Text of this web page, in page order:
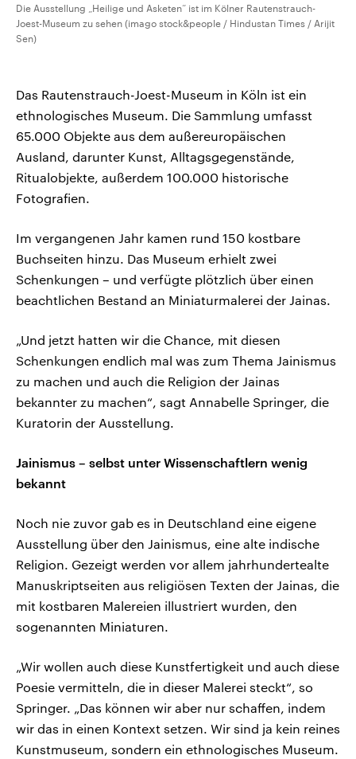
Die Ausstellung „Heilige und Asketen“ ist im Kölner Rautenstrauch-
Joest-Museum zu sehen (imago stock&people / Hindustan Times / Arijit
Sen)
Das Rautenstrauch-Joest-Museum in Köln ist ein
ethnologisches Museum. Die Sammlung umfasst
65.000 Objekte aus dem außereuropäischen
Ausland, darunter Kunst, Alltagsgegenstände,
Ritualobjekte, außerdem 100.000 historische
Fotografien.
Im vergangenen Jahr kamen rund 150 kostbare
Buchseiten hinzu. Das Museum erhielt zwei
Schenkungen – und verfügte plötzlich über einen
beachtlichen Bestand an Miniaturmalerei der Jainas.
„Und jetzt hatten wir die Chance, mit diesen
Schenkungen endlich mal was zum Thema Jainismus
zu machen und auch die Religion der Jainas
bekannter zu machen“, sagt Annabelle Springer, die
Kuratorin der Ausstellung.
Jainismus – selbst unter Wissenschaftlern wenig
bekannt
Noch nie zuvor gab es in Deutschland eine eigene
Ausstellung über den Jainismus, eine alte indische
Religion. Gezeigt werden vor allem jahrhundertealte
Manuskriptseiten aus religiösen Texten der Jainas, die
mit kostbaren Malereien illustriert wurden, den
sogenannten Miniaturen.
„Wir wollen auch diese Kunstfertigkeit und auch diese
Poesie vermitteln, die in dieser Malerei steckt“, so
Springer. „Das können wir aber nur schaffen, indem
wir das in einen Kontext setzen. Wir sind ja kein reines
Kunstmuseum, sondern ein ethnologisches Museum.